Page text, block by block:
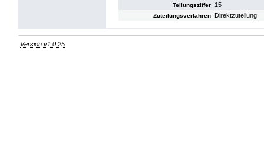
Teilungsziffer 15
Zuteilungsverfahren Direktzuteilung
Version v1.0.25